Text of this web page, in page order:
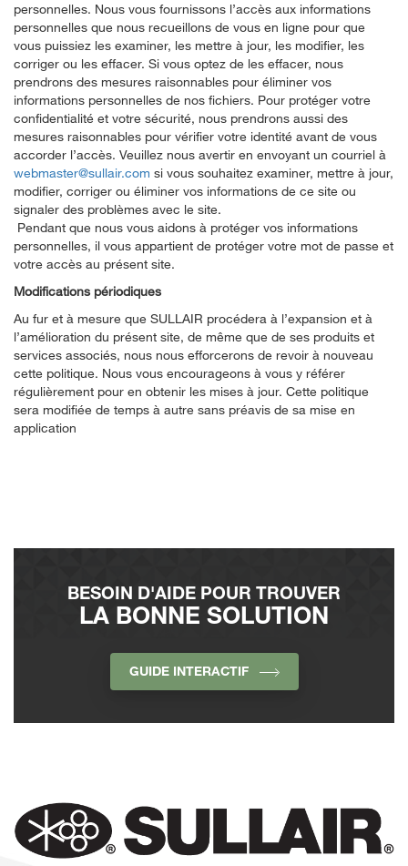
personnelles. Nous vous fournissons l’accès aux informations
personnelles que nous recueillons de vous en ligne pour que
vous puissiez les examiner, les mettre à jour, les modifier, les
corriger ou les effacer. Si vous optez de les effacer, nous
prendrons des mesures raisonnables pour éliminer vos
informations personnelles de nos fichiers. Pour protéger votre
confidentialité et votre sécurité, nous prendrons aussi des
mesures raisonnables pour vérifier votre identité avant de vous
accorder l’accès. Veuillez nous avertir en envoyant un courriel à
webmaster@sullair.com si vous souhaitez examiner, mettre à jour,
modifier, corriger ou éliminer vos informations de ce site ou
signaler des problèmes avec le site.
Pendant que nous vous aidons à protéger vos informations
personnelles, il vous appartient de protéger votre mot de passe et
votre accès au présent site.
Modifications périodiques
Au fur et à mesure que SULLAIR procédera à l’expansion et à
l’amélioration du présent site, de même que de ses produits et
services associés, nous nous efforcerons de revoir à nouveau
cette politique. Nous vous encourageons à vous y référer
régulièrement pour en obtenir les mises à jour. Cette politique
sera modifiée de temps à autre sans préavis de sa mise en
application
BESOIN D'AIDE POUR TROUVER
LA BONNE SOLUTION
GUIDE INTERACTIF